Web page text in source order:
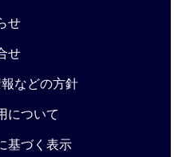
せ
せ
などの方針
について
基づく表示